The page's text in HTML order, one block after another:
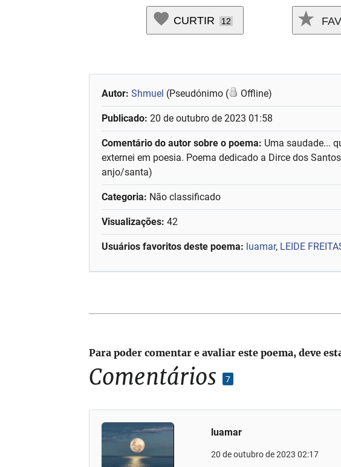
CURTIR 12
Autor:Shmuel (Pseudónimo ( Offline)
Publicado:20 de outubro de 2023 01:58
Comentário do autor sobre o poema: Uma saudade...
externei em poesia. Poema dedicado a Dirce dos
anjo/santa)
Categoria: Não classificado
Visualizações: 42
Usuários favoritos deste poema: luamar, LEIDE
Comentários 7
luamar
20 de outubro de 2023 02:17
Para poder comentar e avaliar este poema, deve